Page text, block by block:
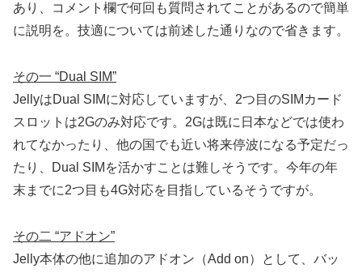
あり、コメント欄で何回も質問されてことがあるので簡単
に説明を。技適については前述した通りなので省きます。
その一 “Dual SIM”
JellyはDual SIMに対応していますが、2つ目のSIMカード
スロットは2Gのみ対応です。2Gは既に日本などでは使わ
れてなかったり、他の国でも近い将来停波になる予定だっ
たり、Dual SIMを活かすことは難しそうです。今年の年
末までに2つ目も4G対応を目指しているそうですが。
その二 “アドオン”
Jelly本体の他に追加のアドオン（Add on）として、バッ